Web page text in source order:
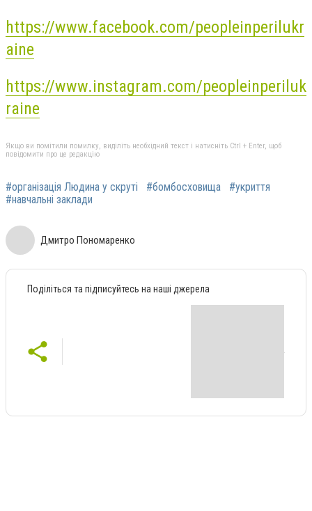
https://www.facebook.com/peopleinperilukr
aine
https://www.instagram.com/peopleinperiluk
raine
Якщо ви помітили помилку, виділіть необхідний текст і натисніть Ctrl + Enter, щоб
повідомити про це редакцію
#організація Людина у скруті #бомбосховища
#укриття
#навчальні заклади
Дмитро Пономаренко
Поділіться та підписуйтесь на наші джерела